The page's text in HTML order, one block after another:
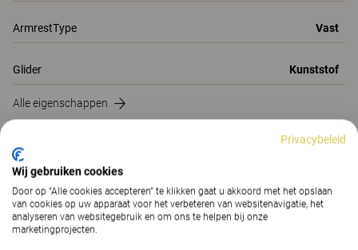
ArmrestType Vast
Glider Kunststof
Alle eigenschappen
Awards
Privacybeleid
Wij gebruiken cookies
Door op “Alle cookies accepteren” te klikken gaat u akkoord met het opslaan
van cookies op uw apparaat voor het verbeteren van websitenavigatie, het
analyseren van websitegebruik en om ons te helpen bij onze
marketingprojecten.